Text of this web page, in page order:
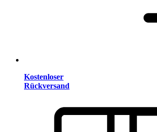
Kostenloser
Rückversand